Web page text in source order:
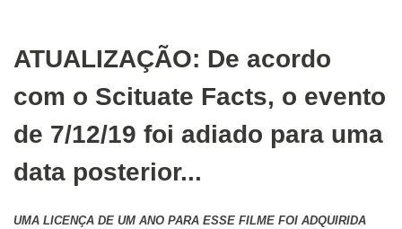
ATUALIZAÇÃO: De acordo
com o Scituate Facts, o evento
de 7/12/19 foi adiado para uma
data posterior...
UMA LICENÇA DE UM ANO PARA ESSE FILME FOI ADQUIRIDA